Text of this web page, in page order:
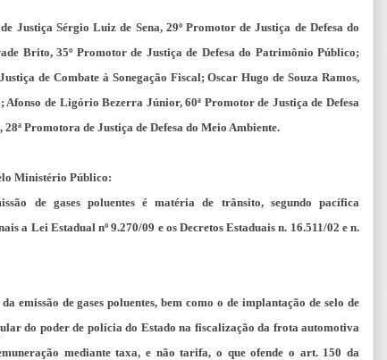
Justiça Sérgio Luiz de Sena, 29º Promotor de Justiça de Defesa do
Brito, 35º Promotor de Justiça de Defesa do Patrimônio Público;
de Combate à Sonegação Fiscal; Oscar Hugo de Souza Ramos,
Afonso de Ligório Bezerra Júnior, 60ª Promotor de Justiça de Defesa
Promotora de Justiça de Defesa do Meio Ambiente.
Ministério Público:
de gases poluentes é matéria de trânsito, segundo pacífica
a Lei Estadual nº 9.270/09 e os Decretos Estaduais n. 16.511/02 e n.
emissão de gases poluentes, bem como o de implantação de selo de
do poder de polícia do Estado na fiscalização da frota automotiva
mediante taxa, e não tarifa, o que ofende o art. 150 da